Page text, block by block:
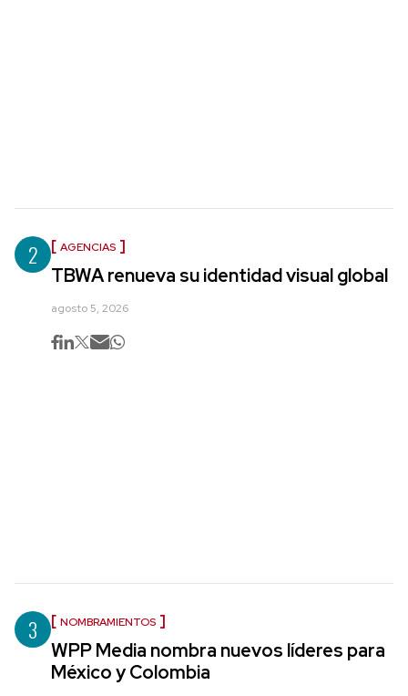
2 AGENCIAS
TBWA renueva su identidad visual global
agosto 5, 2026
3 NOMBRAMIENTOS
WPP Media nombra nuevos líderes para
México y Colombia